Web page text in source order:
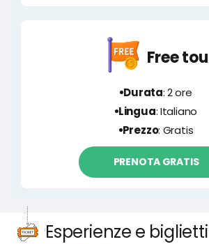
Free
Durata: 2 ore
Lingua: Italiano
Prezzo: Gratis
PRENOTA GRATIS
Esperienze e